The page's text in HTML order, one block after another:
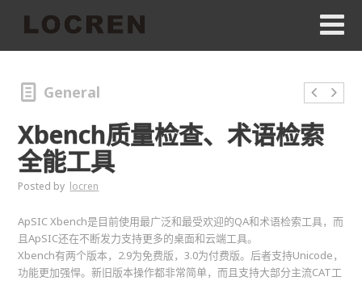
General
Xbench质量检查、术语检索
全能工具
Posted by locren
ApSIC Xbench是目前使用最广泛和最受欢迎的QA和术语检索工具，而
且ApSIC还在不断发力支持更多的桌面和云端工具。
Xbench有两个版本，2.9为免费版，3.0为付费版。后者支持Unicode，
功能更加强悍。新旧版本操作都非常简单，而且支持大部分主流CAT工